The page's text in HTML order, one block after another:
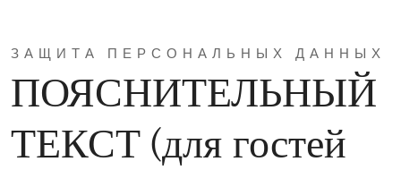
ЗАЩИТА ПЕРСОНАЛЬНЫХ ДАННЫХ
ПОЯСНИТЕЛЬНЫЙ
ТЕКСТ (для гостей